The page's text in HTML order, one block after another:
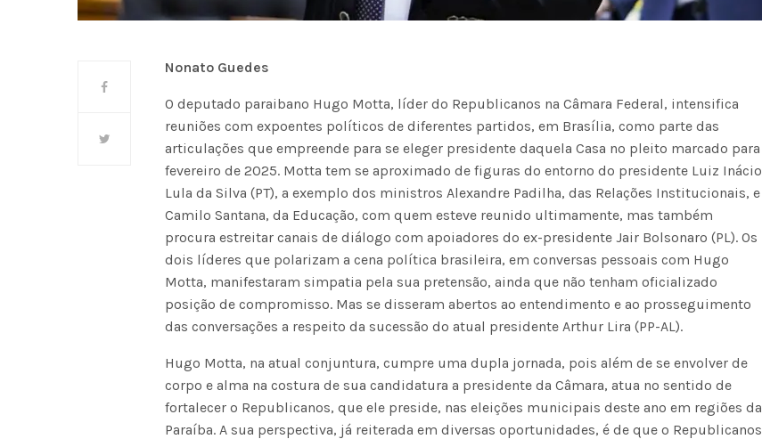
Nonato Guedes
O deputado paraibano Hugo Motta, líder do Republicanos na Câmara Federal, intensifica
reuniões com expoentes políticos de diferentes partidos, em Brasília, como parte das
articulações que empreende para se eleger presidente daquela Casa no pleito marcado para
fevereiro de 2025. Motta tem se aproximado de figuras do entorno do presidente Luiz Inácio
Lula da Silva (PT), a exemplo dos ministros Alexandre Padilha, das Relações Institucionais, e
Camilo Santana, da Educação, com quem esteve reunido ultimamente, mas também
procura estreitar canais de diálogo com apoiadores do ex-presidente Jair Bolsonaro (PL). Os
dois líderes que polarizam a cena política brasileira, em conversas pessoais com Hugo
Motta, manifestaram simpatia pela sua pretensão, ainda que não tenham oficializado
posição de compromisso. Mas se disseram abertos ao entendimento e ao prosseguimento
das conversações a respeito da sucessão do atual presidente Arthur Lira (PP-AL).
Hugo Motta, na atual conjuntura, cumpre uma dupla jornada, pois além de se envolver de
corpo e alma na costura de sua candidatura a presidente da Câmara, atua no sentido de
fortalecer o Republicanos, que ele preside, nas eleições municipais deste ano em regiões da
Paraíba. A sua perspectiva, já reiterada em diversas oportunidades, é de que o Republicanos